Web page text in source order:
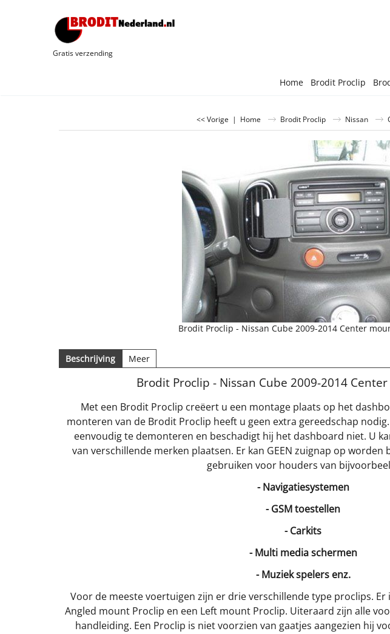
Gratis verzending
Home Brodit Proclip
<< Vorige | Home Brodit Proclip Nissan
Brodit Proclip - Nissan Cube 2009-2014 Center
Beschrijving Meer
Brodit Proclip - Nissan Cube 2009-2014
Met een Brodit Proclip creëert u een montage plaats op het
monteren van de Brodit Proclip heeft u geen extra gereedschap
eenvoudig te demonteren en beschadigt hij het dashboard niet. U
van verschillende merken plaatsen. Er kan GEEN zuignap op
gebruiken voor houders van
- Navigatiesystemen
- GSM toestellen
- Carkits
- Multi media schermen
- Muziek spelers enz.
Voor de meeste voertuigen zijn er drie verschillende type proclips.
Angled mount Proclip en een Left mount Proclip. Uiteraard zijn alle
handleiding. Een Proclip is niet voorzien van gaatjes aangezien hij